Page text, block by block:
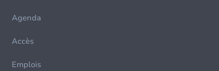
Agenda
Accès
Emplois